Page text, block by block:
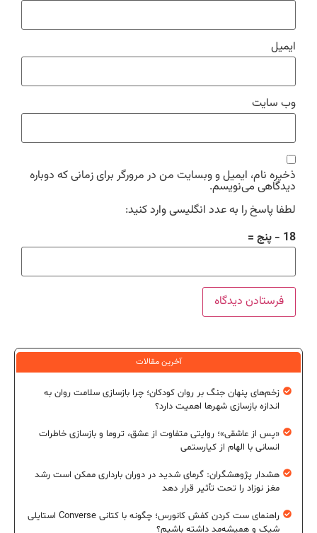
ایمیل
وب‌ سایت
ذخیره نام، ایمیل و وبسایت من در مرورگر برای زمانی که دوباره
دیدگاهی می‌نویسم.
لطفا پاسخ را به عدد انگلیسی وارد کنید:
18 − پنج =
آخرین مقالات
زخم‌های پنهان جنگ بر روان کودکان؛ چرا بازسازی سلامت روان به
اندازه بازسازی شهرها اهمیت دارد؟
«پس از عاشقی»؛ روایتی متفاوت از عشق، تروما و بازسازی خاطرات
انسانی با الهام از کیارستمی
هشدار پژوهشگران: گرمای شدید در دوران بارداری ممکن است رشد
مغز نوزاد را تحت تأثیر قرار دهد
راهنمای ست کردن کفش کانورس؛ چگونه با کتانی Converse استایلی
شیک و همیشه‌مد داشته باشیم؟